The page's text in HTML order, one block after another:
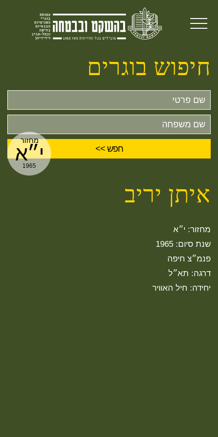
חיפוש בוגרים
שם
פרטי
שם
משפחה
מחזור
י״א
1965
איתן יריב
מחזור: י״א
שנת סיום: 1965
פנמ״צ חיפה
דרגה: תא״ל
יחידה: חיל האוויר